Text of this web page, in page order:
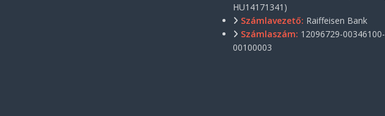
HU14171341)
Számlavezető: Raiffeisen Bank
Számlaszám: 12096729-00346100-
00100003